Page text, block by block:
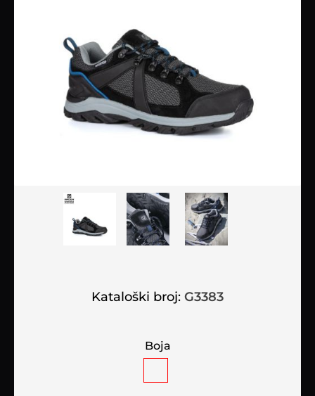
Kataloški broj: G3383
Boja